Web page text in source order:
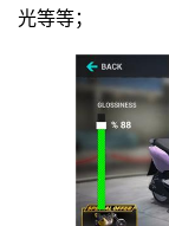
光等等；